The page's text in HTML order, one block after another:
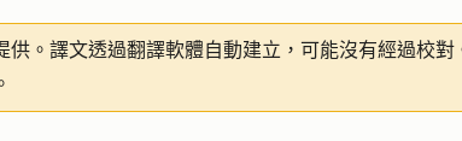
供。譯文透過翻譯軟體自動建立，可能沒有經過校